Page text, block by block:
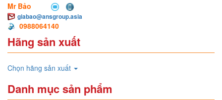
Mr Bảo
giabao@ansgroup.asia
0988064140
Hãng sản xuất
Chọn hãng sản xuất
Danh mục sản phẩm